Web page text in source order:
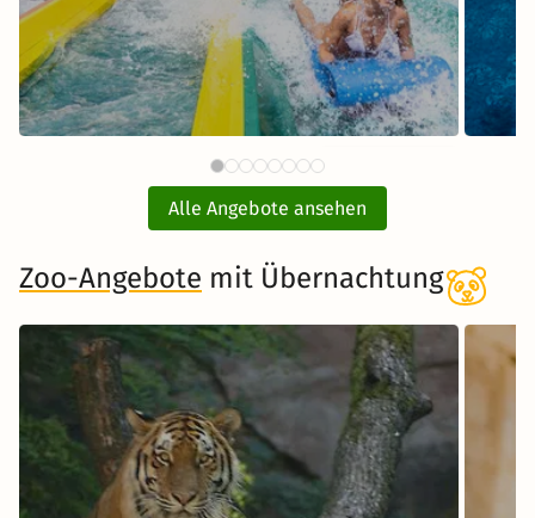
ab88 €
Therme Erding mit
Übernachtung
inkl. Übernachtung und Frühstück
Alle Angebote ansehen
Zoo-Angebote mit Übernachtung